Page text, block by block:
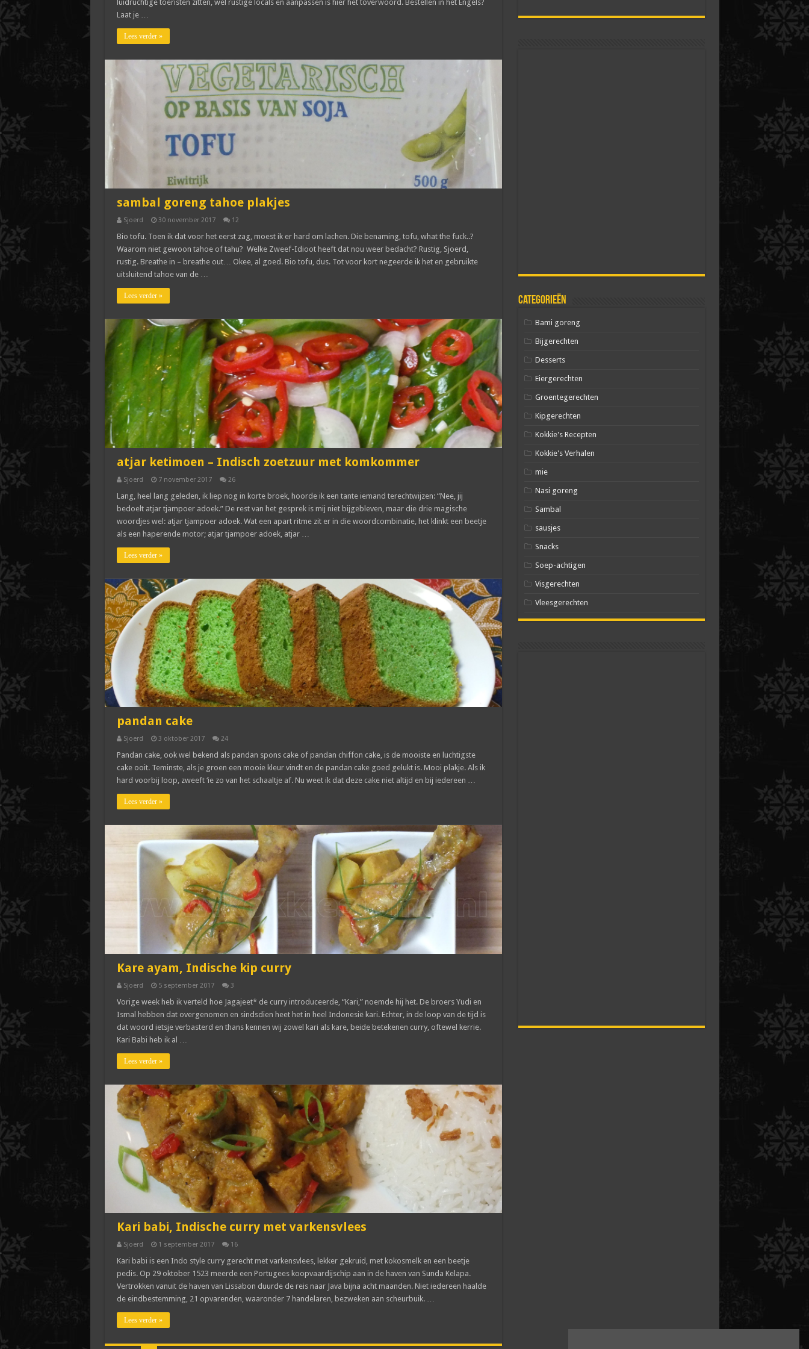
luidruchtige toeristen zitten, wél rustige locals en aanpassen is hier het toverwoord. Bestellen in het Engels?
Laat je …
Lees verder »
sambal goreng tahoe plakjes
Sjoerd 30 november 2017 12
Bio tofu. Toen ik dat voor het eerst zag, moest ik er hard om lachen. Die benaming, tofu, what the fuck..?
Waarom niet gewoon tahoe of tahu? Welke Zweef-Idioot heeft dat nou weer bedacht? Rustig, Sjoerd,
rustig. Breathe in – breathe out… Okee, al goed. Bio tofu, dus. Tot voor kort negeerde ik het en gebruikte
uitsluitend tahoe van de …
Lees verder »
atjar ketimoen – Indisch zoetzuur met komkommer
Sjoerd 7 november 2017 26
Lang, heel lang geleden, ik liep nog in korte broek, hoorde ik een tante iemand terechtwijzen: “Nee, jij
bedoelt atjar tjampoer adoek.” De rest van het gesprek is mij niet bijgebleven, maar die drie magische
woordjes wel: atjar tjampoer adoek. Wat een apart ritme zit er in die woordcombinatie, het klinkt een beetje
als een haperende motor; atjar tjampoer adoek, atjar …
Lees verder »
pandan cake
Sjoerd 3 oktober 2017 24
Pandan cake, ook wel bekend als pandan spons cake of pandan chiffon cake, is de mooiste en luchtigste
cake ooit. Teminste, als je groen een mooie kleur vindt en de pandan cake goed gelukt is. Mooi plakje. Als ik
hard voorbij loop, zweeft ‘ie zo van het schaaltje af. Nu weet ik dat deze cake niet altijd en bij iedereen …
Lees verder »
Kare ayam, Indische kip curry
Sjoerd 5 september 2017 3
Vorige week heb ik verteld hoe Jagajeet* de curry introduceerde, “Kari,” noemde hij het. De broers Yudi en
Ismal hebben dat overgenomen en sindsdien heet het in heel Indonesië kari. Echter, in de loop van de tijd is
dat woord ietsje verbasterd en thans kennen wij zowel kari als kare, beide betekenen curry, oftewel kerrie.
Kari Babi heb ik al …
Lees verder »
Kari babi, Indische curry met varkensvlees
Sjoerd 1 september 2017 16
Kari babi is een Indo style curry gerecht met varkensvlees, lekker gekruid, met kokosmelk en een beetje
pedis. Op 29 oktober 1523 meerde een Portugees koopvaardijschip aan in de haven van Sunda Kelapa.
Vertrokken vanuit de haven van Lissabon duurde de reis naar Java bijna acht maanden. Niet iedereen haalde
de eindbestemming, 21 opvarenden, waaronder 7 handelaren, bezweken aan scheurbuik. …
Lees verder »
Categorieën
Bami goreng
Bijgerechten
Desserts
Eiergerechten
Groentegerechten
Kipgerechten
Kokkie's Recepten
Kokkie's Verhalen
mie
Nasi goreng
Sambal
sausjes
Snacks
Soep-achtigen
Visgerechten
Vleesgerechten